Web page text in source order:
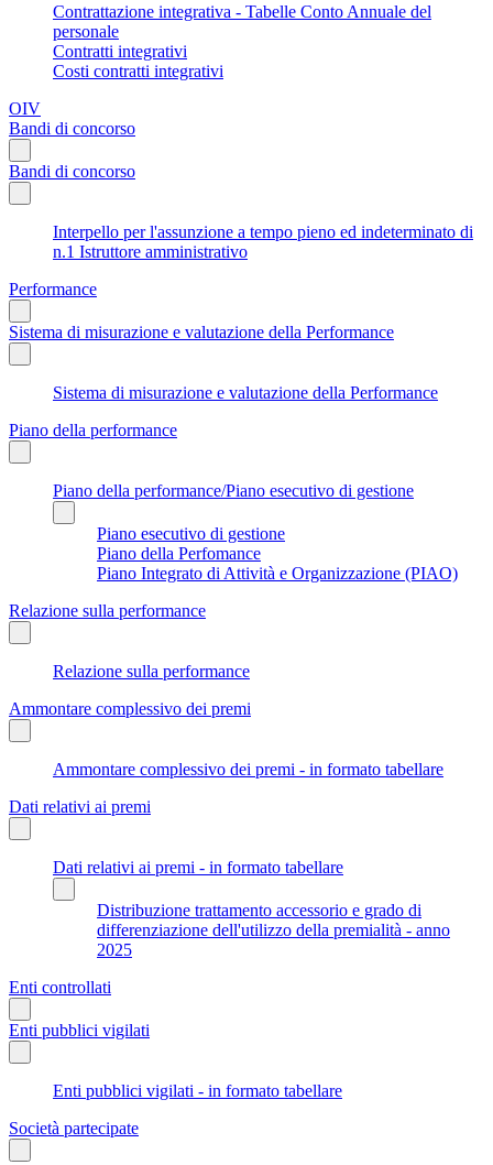
Contrattazione integrativa - Tabelle Conto Annuale del
personale
Contratti integrativi
Costi contratti integrativi
OIV
Bandi di concorso
Bandi di concorso
Interpello per l'assunzione a tempo pieno ed indeterminato di
n.1 Istruttore amministrativo
Performance
Sistema di misurazione e valutazione della Performance
Sistema di misurazione e valutazione della Performance
Piano della performance
Piano della performance/Piano esecutivo di gestione
Piano esecutivo di gestione
Piano della Perfomance
Piano Integrato di Attività e Organizzazione (PIAO)
Relazione sulla performance
Relazione sulla performance
Ammontare complessivo dei premi
Ammontare complessivo dei premi - in formato tabellare
Dati relativi ai premi
Dati relativi ai premi - in formato tabellare
Distribuzione trattamento accessorio e grado di
differenziazione dell'utilizzo della premialità - anno
2025
Enti controllati
Enti pubblici vigilati
Enti pubblici vigilati - in formato tabellare
Società partecipate